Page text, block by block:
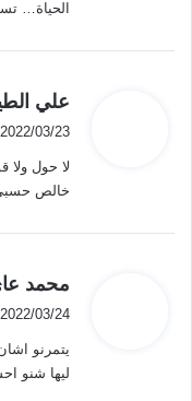
الحياة…
ي
ل
علي
2022/03/23 الساعة 11:53 م
لا حول ولا
خالص حسبي
ل
محمد
2022/03/24 الساعة 5:33 ص
يتمرنو
ليها شنو